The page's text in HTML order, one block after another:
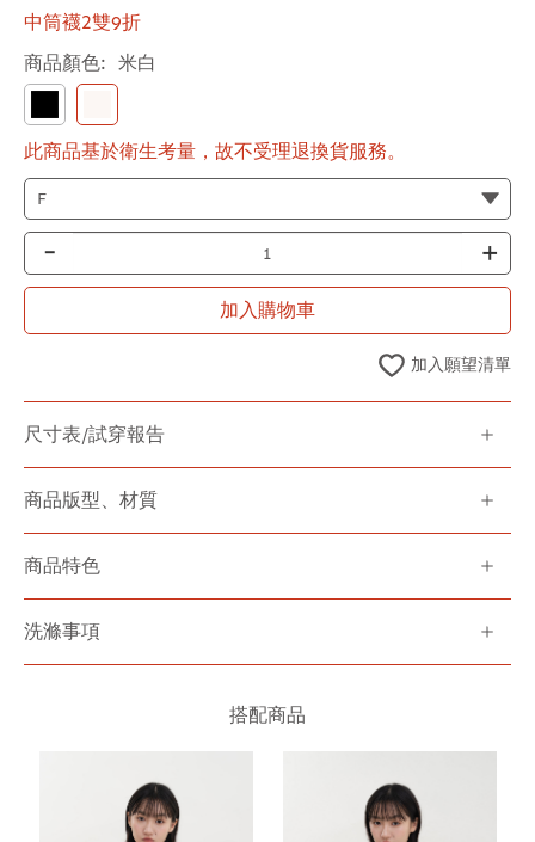
中筒襪2雙9折
商品顏色: 米白
此商品基於衛生考量，故不受理退換貨服務。
- +
加入購物車
加入願望清單
尺寸表/試穿報告
商品版型、材質
商品特色
洗滌事項
搭配商品